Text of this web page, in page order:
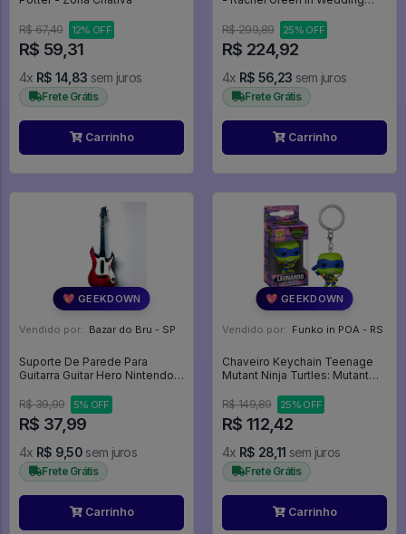
R$ 67,40 12% OFF
R$ 59,31
4x R$ 14,83 sem juros
Frete Grátis
Carrinho
R$ 299,89
25% OFF
R$ 224,92
4x R$ 56,23 sem juros
Frete Grátis
Carrinho
💖 GEEKDOWN
Vendido por: Bazar do Bru - SP
Suporte De Parede Para
Guitarra Guitar Hero Nintendo
One - Expositor
R$ 39,99 5% OFF
R$ 37,99
4x R$ 9,50 sem juros
Frete Grátis
Carrinho
💖 GEEKDOWN
Vendido por: Funko in POA - RS
Chaveiro Keychain Teenage
Mutant Ninja Turtles: Mutant
Pizza Tartarugas Ninja -
Animation
R$ 149,89 25% OFF
R$ 112,42
4x R$ 28,11 sem juros
Frete Grátis
Carrinho